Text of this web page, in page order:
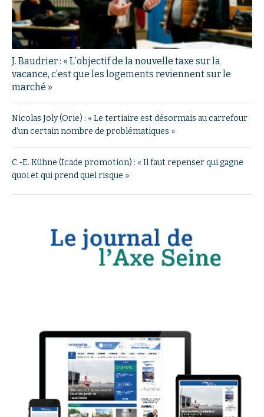
J. Baudrier : « L’objectif de la nouvelle taxe sur la
vacance, c’est que les logements reviennent sur le
marché »
Nicolas Joly (Orie) : « Le tertiaire est désormais au carrefour
d’un certain nombre de problématiques »
C.-E. Kühne (Icade promotion) : « Il faut repenser qui gagne
quoi et qui prend quel risque »